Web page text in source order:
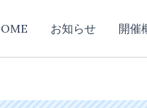
お知らせ 開催